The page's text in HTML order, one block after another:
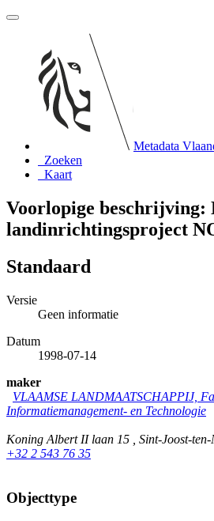
Metadata
Zoeken
Kaart
Voorlopige beschrijving:
landinrichtingsproject
Standaard
Versie
Geen informatie
Datum
1998-07-14
maker
VLAAMSE LANDMAATSCHAPPIJ,
Informatiemanagement- en Technologie
Koning Albert II laan 15 , Sint-Joost-
+32 2 543 76 35
Objecttype